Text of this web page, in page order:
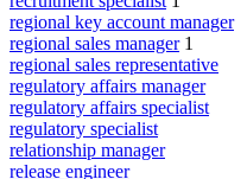
regional key account manager
regional sales manager 1
regional sales representative
regulatory affairs manager
regulatory affairs specialist
regulatory specialist
relationship manager
release engineer